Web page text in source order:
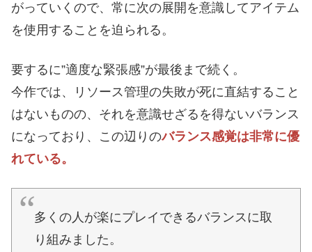
がっていくので、常に次の展開を意識してアイテム
を使用することを迫られる。
要するに”適度な緊張感”が最後まで続く。
今作では、リソース管理の失敗が死に直結すること
はないものの、それを意識せざるを得ないバランス
になっており、この辺りのバランス感覚は非常に優
れている。
多くの人が楽にプレイできるバランスに取
り組みました。